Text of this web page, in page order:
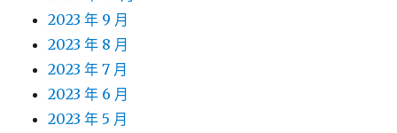
2023 年 9 月
2023 年 8 月
2023 年 7 月
2023 年 6 月
2023 年 5 月